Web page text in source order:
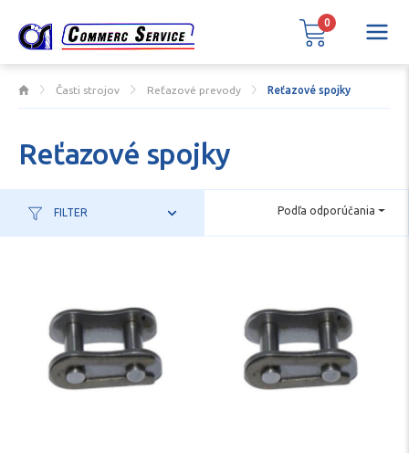
Časti strojov Reťazové prevody Reťazové spojky
Reťazové spojky
FILTER Podľa odporúčania
0